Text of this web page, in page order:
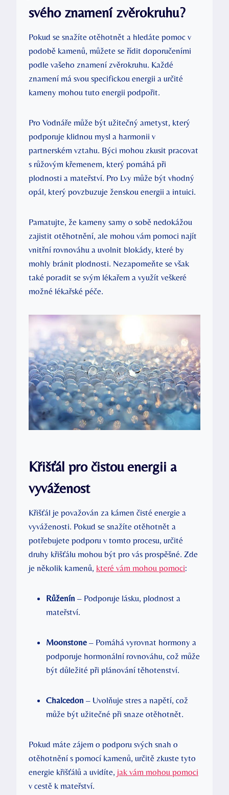
svého znamení zvěrokruhu?
Pokud se snažíte otěhotnět a hledáte pomoc v
podobě kamenů, můžete se řídit doporučeními
podle vašeho znamení zvěrokruhu. Každé
znamení má svou specifickou energii a určité
kameny mohou tuto energii podpořit.
Pro Vodnáře může být užitečný ametyst, který
podporuje klidnou mysl a harmonii v
partnerském vztahu. Býci mohou zkusit pracovat
s růžovým křemenem, který pomáhá při
plodnosti a mateřství. Pro Lvy může být vhodný
opál, který povzbuzuje ženskou energii a intuici.
Pamatujte, že kameny samy o sobě nedokážou
zajistit otěhotnění, ale mohou vám pomoci najít
vnitřní rovnováhu a uvolnit blokády, které by
mohly bránit plodnosti. Nezapomeňte se však
také poradit se svým lékařem a využít veškeré
možné lékařské péče.
Křišťál pro čistou energii a
vyváženost
Křišťál je považován za kámen čisté energie a
vyváženosti. Pokud se snažíte otěhotnět a
potřebujete podporu v tomto procesu, určité
druhy křišťálu mohou být pro vás prospěšné. Zde
je několik kamenů, které vám mohou pomoci:
Růženín – Podporuje lásku, plodnost a
mateřství.
Moonstone – Pomáhá vyrovnat hormony a
podporuje hormonální rovnováhu, což může
být důležité při plánování těhotenství.
Chalcedon – Uvolňuje stres a napětí, což
může být užitečné při snaze otěhotnět.
Pokud máte zájem o podporu svých snah o
otěhotnění s pomocí kamenů, určitě zkuste tyto
energie křišťálů a uvidíte, jak vám mohou pomoci
v cestě k mateřství.